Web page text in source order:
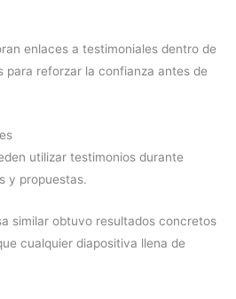
enlaces a testimoniales dentro de
para reforzar la confianza antes de
utilizar testimonios durante
y propuestas.
similar obtuvo resultados concretos
cualquier diapositiva llena de